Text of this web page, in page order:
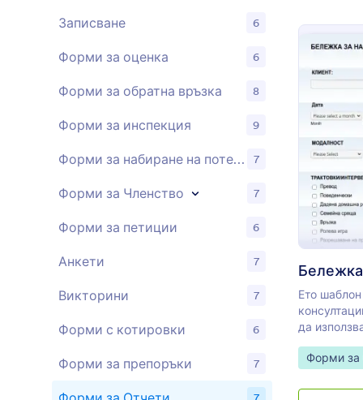
просто
Ето
да
името на
падащ
Go to
Форми за
Записване 6
Форми за оценка 6
Форми за обратна връзка 8
Форми за инспекция 9
Форми за набиране на потенциални клиенти 7
Форми за Членство 7
Форми за петиции 6
Анкети 7
Викторини 7
Форми с котировки 6
Форми за препоръки 7